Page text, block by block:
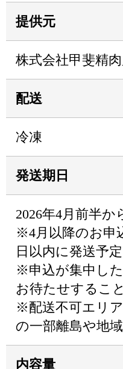
提供元
株式会社甲斐精
配送
冷凍
発送期日
2026年4月前半か
※4月以降のお申
日以内に発送予定
※申込が集中し
お待たせするこ
※配送不可エリ
の一部離島や地域
内容量